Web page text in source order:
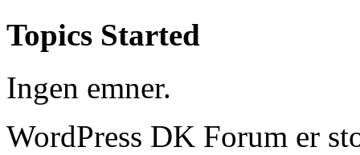
Topics Started
Ingen emner.
WordPress DK Forum er